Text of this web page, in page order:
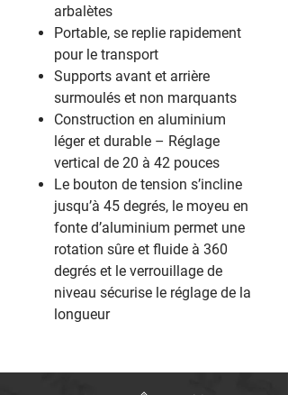
arbalètes
Portable, se replie rapidement
pour le transport
Supports avant et arrière
surmoulés et non marquants
Construction en aluminium
léger et durable – Réglage
vertical de 20 à 42 pouces
Le bouton de tension s’incline
jusqu’à 45 degrés, le moyeu en
fonte d’aluminium permet une
rotation sûre et fluide à 360
degrés et le verrouillage de
niveau sécurise le réglage de la
longueur